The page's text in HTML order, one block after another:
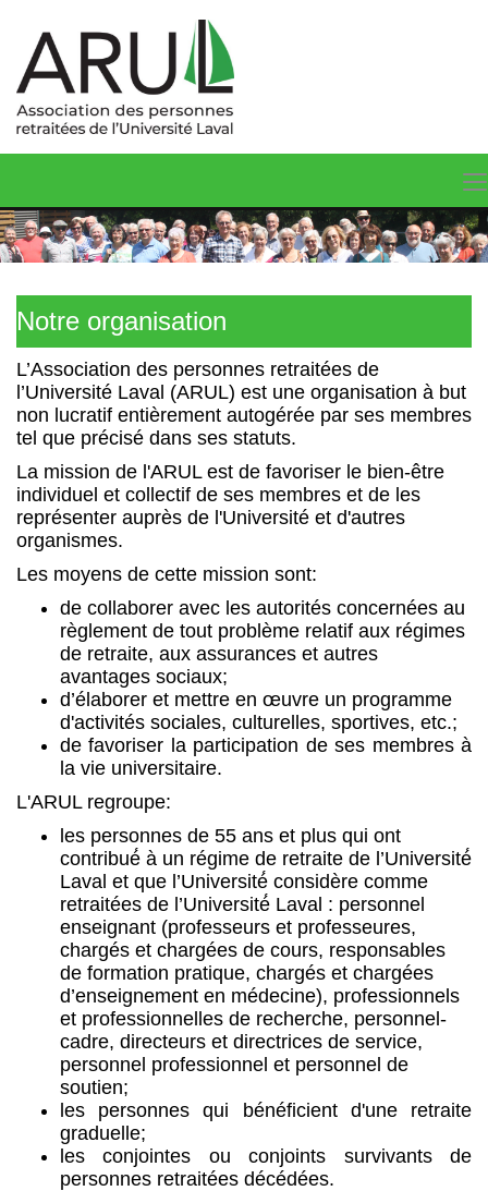
Notre organisation
L’Association des personnes retraitées de
l’Université Laval (ARUL) est une organisation à but
non lucratif entièrement autogérée par ses membres
tel que précisé dans ses statuts.
La mission de l'ARUL est de favoriser le bien-­être
individuel et collectif de ses membres et de les
représenter auprès de l'Université et d'autres
organismes.
Les moyens de cette mission sont:
de collaborer avec les autorités concernées au
règlement de tout problème relatif aux régimes
de retraite, aux assurances et autres
avantages sociaux;
d’élaborer et mettre en œuvre un programme
d'activités sociales, culturelles, sportives, etc.;
de favoriser la participation de ses membres à
la vie universitaire.
L'ARUL regroupe:
les personnes de 55 ans et plus qui ont
contribué́ à un régime de retraite de l’Université́
Laval et que l’Université́ considère comme
retraitées de l’Université́ Laval : personnel
enseignant (professeurs et professeures,
chargés et chargées de cours, responsables
de formation pratique, chargés et chargées
d’enseignement en médecine), professionnels
et professionnelles de recherche, personnel-
cadre, directeurs et directrices de service,
personnel professionnel et personnel de
soutien;
les personnes qui bénéficient d'une retraite
graduelle;
les conjointes ou conjoints survivants de
personnes retraitées décédées.